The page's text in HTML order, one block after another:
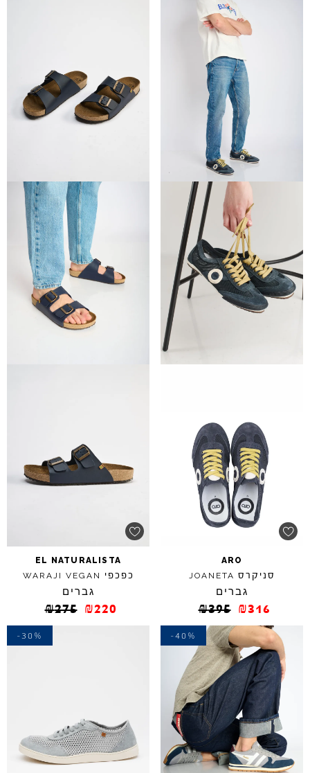
ARO
סניקרס JOANETA
גברים
₪395 ₪316
EL NATURALISTA
כפכפי WARAJI VEGAN
גברים
₪275 ₪220
-40%
-30%